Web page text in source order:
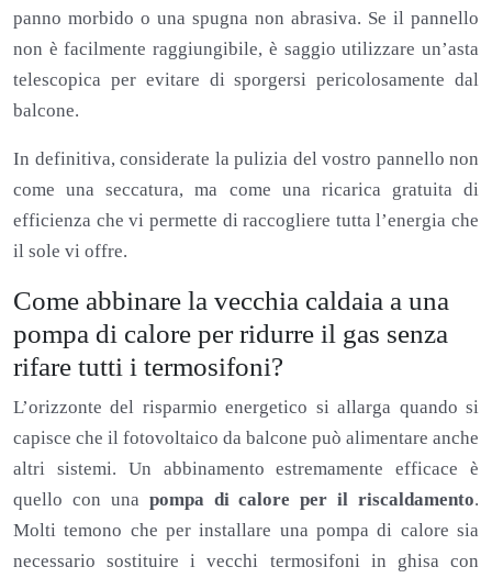
panno morbido o una spugna non abrasiva. Se il pannello
non è facilmente raggiungibile, è saggio utilizzare un’asta
telescopica per evitare di sporgersi pericolosamente dal
balcone.
In definitiva, considerate la pulizia del vostro pannello non
come una seccatura, ma come una ricarica gratuita di
efficienza che vi permette di raccogliere tutta l’energia che
il sole vi offre.
Come abbinare la vecchia caldaia a una
pompa di calore per ridurre il gas senza
rifare tutti i termosifoni?
L’orizzonte del risparmio energetico si allarga quando si
capisce che il fotovoltaico da balcone può alimentare anche
altri sistemi. Un abbinamento estremamente efficace è
quello con una pompa di calore per il riscaldamento.
Molti temono che per installare una pompa di calore sia
necessario sostituire i vecchi termosifoni in ghisa con